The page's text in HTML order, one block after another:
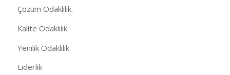
Çözüm Odaklılık.
Kalite Odaklılık
Yenilik Odaklılık
Liderlik